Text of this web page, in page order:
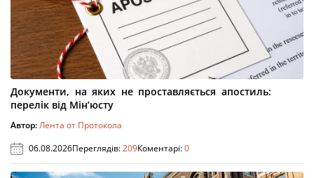
Документи, на яких не проставляється апостиль:
перелік від Мін’юсту
Автор:Лента от Протокола
06.08.2026Переглядів:209Коментарі:0